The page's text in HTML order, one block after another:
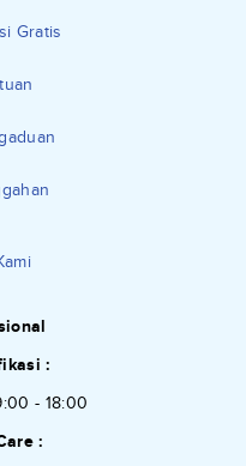
Gratis
:
- 18:00
: